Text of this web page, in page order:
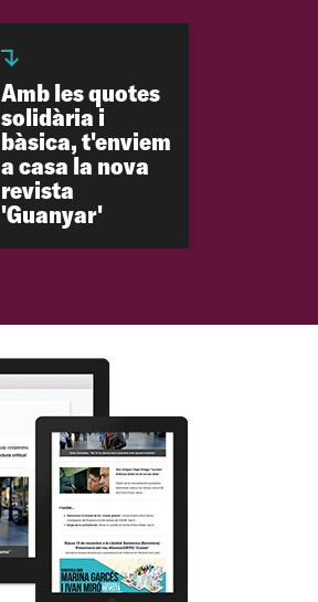
Amb les quotes
solidària i
bàsica, t'enviem
a casa la nova
revista
'Guanyar'